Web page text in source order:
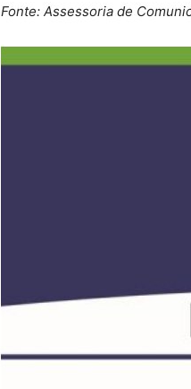
Fonte: Assessoria de